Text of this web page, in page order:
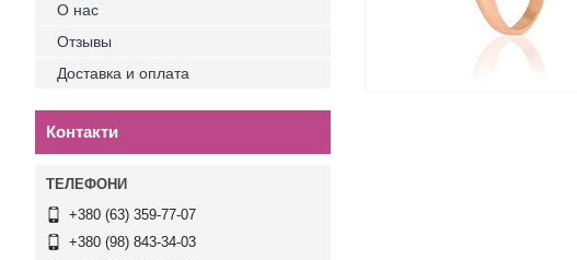
О нас
Отзывы
Доставка и оплата
Контакти
+380 (63) 359-77-07
+380 (98) 843-34-03